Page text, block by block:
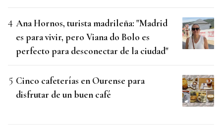
Ana Hornos, turista madrileña: "Madrid
es para vivir, pero Viana do Bolo es
perfecto para desconectar de la ciudad"
Cinco cafeterías en Ourense para
disfrutar de un buen café